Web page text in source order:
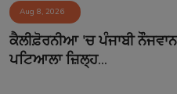
Aug 8, 2026
ਕੈਲੀਫ਼ੋਰਨੀਆ 'ਚ ਪੰਜਾਬੀ
ਪਟਿਆਲਾ ਜ਼ਿਲ੍ਹ...